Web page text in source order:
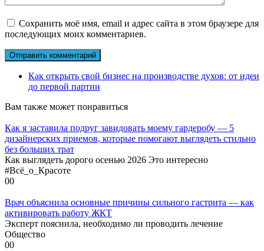
Сохранить моё имя, email и адрес сайта в этом браузере для
последующих моих комментариев.
Как открыть свой бизнес на производстве духов: от идеи
до первой партии
Вам также может понравиться
Как я заставила подруг завидовать моему гардеробу — 5
дизайнерских приемов, которые помогают выглядеть стильно
без больших трат
Как выглядеть дорого осенью 2026 Это интересно
#Всё_о_Красоте
00
Врач объяснила основные причины сильного гастрита — как
активировать работу ЖКТ
Эксперт пояснила, необходимо ли проводить лечение
Общество
00